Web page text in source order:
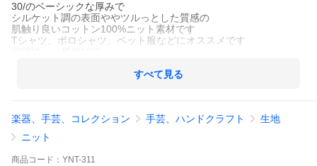
30/のベーシックな厚みで
シルケット調の表面ややツルっとした質感の
肌触り良いコットン100%ニット素材です
Tシャツ、ポロシャツ、ペット服などにオススメです
数量2（1m）以降は生地続きでカット致します
すべて見る
楽器、手芸、コレクション 手芸、ハンドクラフト
生地
ニット
商品 コード： YNT-311